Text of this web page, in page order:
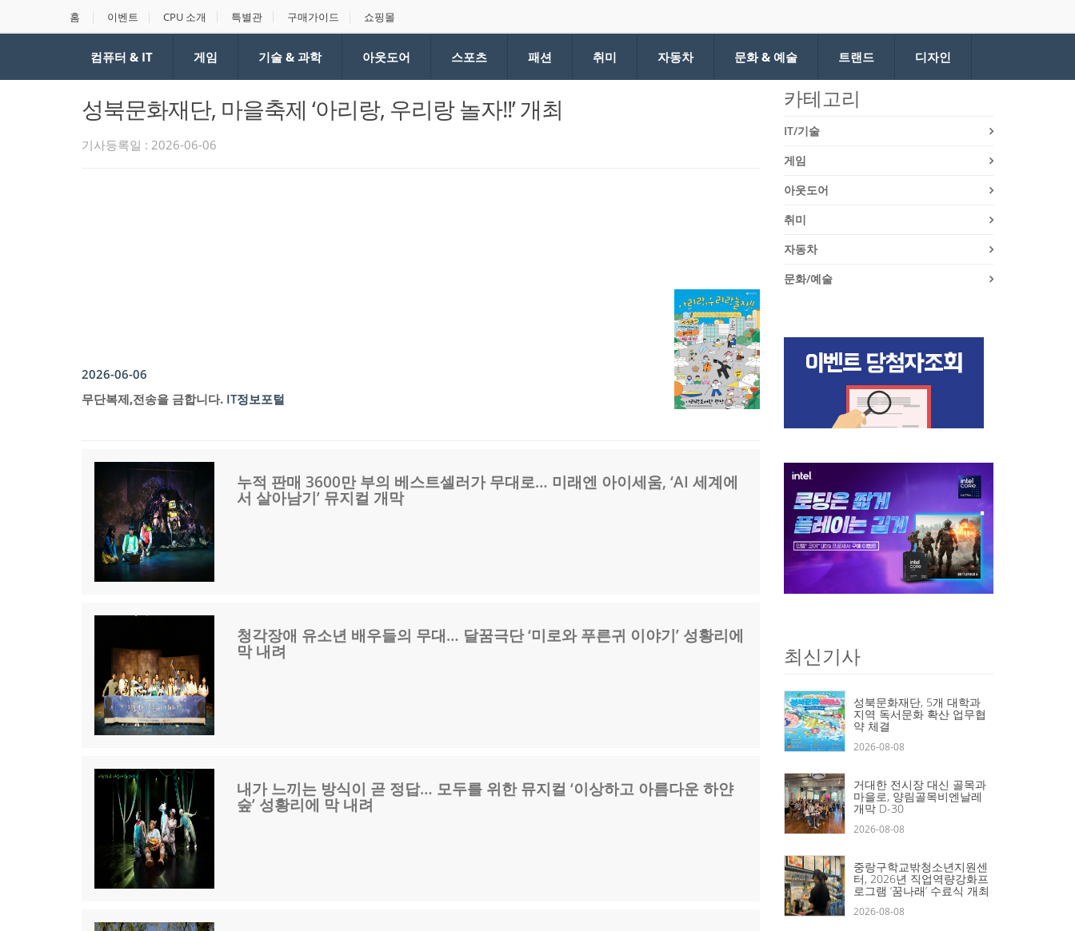
홈 이벤트 CPU 소개 특별관 구매가이드 쇼핑몰
컴퓨터 & IT 게임 기술 & 과학 아웃도어 스포츠 패션 취미 자동차 문화 & 예술 트랜드 디자인
성북문화재단, 마을축제 ‘아리랑, 우리랑 놀자!!’ 개최
기사등록일 : 2026-06-06
2026-06-06
무단복제,전송을 금합니다. IT정보포털
누적 판매 3600만 부의 베스트셀러가 무대로… 미래엔 아이세움, ‘AI 세계에
서 살아남기’ 뮤지컬 개막
청각장애 유소년 배우들의 무대… 달꿈극단 ‘미로와 푸른귀 이야기’ 성황리에
막 내려
내가 느끼는 방식이 곧 정답… 모두를 위한 뮤지컬 ‘이상하고 아름다운 하얀
숲’ 성황리에 막 내려
카테고리
IT/기술
게임
아웃도어
취미
자동차
문화/예술
최신기사
성북문화재단, 5개 대학과
지역 독서문화 확산 업무협
약 체결
2026-08-08
거대한 전시장 대신 골목과
마을로, 양림골목비엔날레
개막 D-30
2026-08-08
중랑구학교밖청소년지원센
터, 2026년 직업역량강화프
로그램 ‘꿈나래’ 수료식 개최
2026-08-08